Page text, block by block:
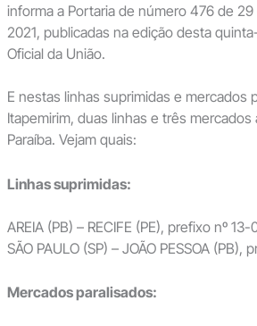
informa a Portaria de número 476 de
2021, publicadas na edição desta
Oficial da União.
E nestas linhas suprimidas e mercados
Itapemirim, duas linhas e três
Paraíba. Vejam quais:
Linhas suprimidas:
AREIA (PB) – RECIFE (PE), prefixo nº
SÃO PAULO (SP) – JOÃO PESSOA
Mercados paralisados: